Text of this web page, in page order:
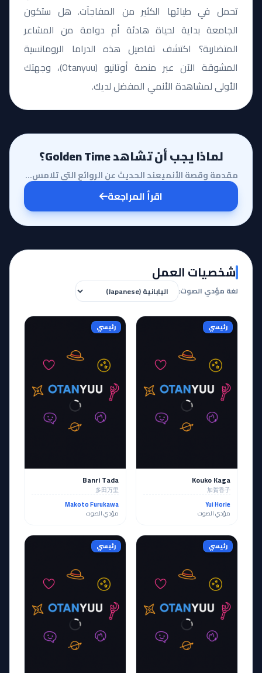
تحمل في طياتها الكثير من المفاجآت. هل ستكون
الجامعة بداية لحياة هادئة أم دوامة من المشاعر
المتضاربة؟ اكتشف تفاصيل هذه الدراما الرومانسية
المشوقة الآن عبر منصة أوتانيو (Otanyuu)، وجهتك
الأولى لمشاهدة الأنمي المفضل لديك.
لماذا يجب أن تشاهد Golden Time؟
مقدمة وقصة الأنميعند الحديث عن الروائع التي تلامس الوجدان وتغوص في أعماق النفس البشرية، يبرز أنمي Go...
اقرأ المراجعة
شخصيات العمل
لغة مؤدي الصوت:
رئيسي
Kouko Kaga
加賀香子
Yui Horie
مؤدي الصوت
رئيسي
Banri Tada
多田万里
Makoto Furukawa
مؤدي الصوت
رئيسي رئيسي